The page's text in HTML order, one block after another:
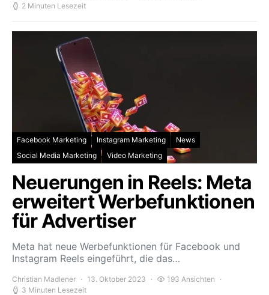
2 Minuten Lesezeit
Facebook Marketing Instagram Marketing
News
Social Media Marketing
Video Marketing
Neuerungen in Reels: Meta
erweitert Werbefunktionen
für Advertiser
Meta hat neue Werbefunktionen für Facebook und
Instagram Reels eingeführt, die das…
Christian Madlener 13. Oktober 2023
193 Ansichten
3 Minuten Lesezeit